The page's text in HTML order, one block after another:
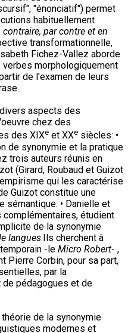
"énonciatif") permet
habituellement
contraire, par contre et en
transformationnelle,
Fichez-Vallez aborde
morphologiquement
de l'examen de leurs
aspects des
chez des
des XIXe et XXe siècles: •
de synonymie et la pratique
trois auteurs réunis en
(Girard, Roubaud et Guizot
qui les caractérise
Guizot constitue une
sémantique. • Danielle et
complémentaires, étudient
de la synonymie
langues.Ils cherchent à
-le Micro Robert- ,
Pierre Corbin, pour sa part,
par la
pédagogues et de
de la synonymie
modernes et